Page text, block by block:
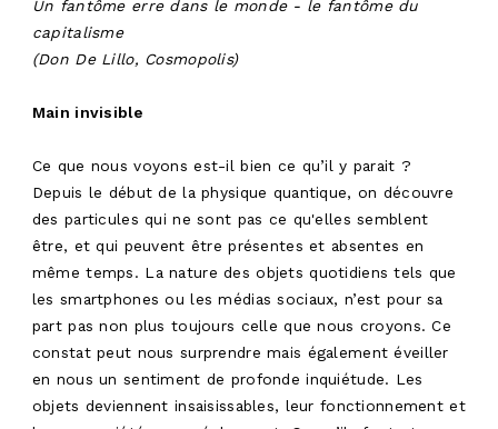
Un fantôme erre dans le monde - le fantôme du
capitalisme
(Don De Lillo, Cosmopolis)
Main invisible
Ce que nous voyons est-il bien ce qu’il y parait ?
Depuis le début de la physique quantique, on découvre
des particules qui ne sont pas ce qu'elles semblent
être, et qui peuvent être présentes et absentes en
même temps. La nature des objets quotidiens tels que
les smartphones ou les médias sociaux, n’est pour sa
part pas non plus toujours celle que nous croyons. Ce
constat peut nous surprendre mais également éveiller
en nous un sentiment de profonde inquiétude. Les
objets deviennent insaisissables, leur fonctionnement et